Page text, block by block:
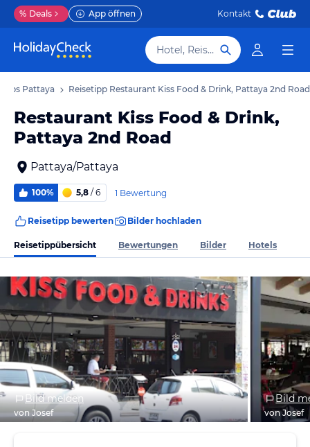
% Deals App öffnen Kontakt
Hotel, Reiseziel
Pattaya Reisetipp Restaurant Kiss Food & Drink, Pattaya 2nd Road
Restaurant Kiss Food & Drink,
Pattaya 2nd Road
Pattaya/Pattaya
100% 5,8 / 6 1 Bewertung
Reisetipp bewerten Bilder hochladen
Reisetippübersicht Bewertungen Bilder Hotels
Bild melden
von Josef
Bild
von Josef